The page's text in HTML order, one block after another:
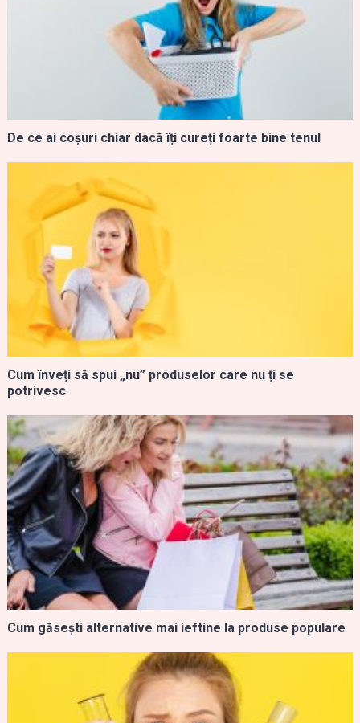
De ce ai coșuri chiar dacă îți cureți foarte bine tenul
Cum înveți să spui „nu” produselor care nu ți se
potrivesc
Cum găsești alternative mai ieftine la produse populare